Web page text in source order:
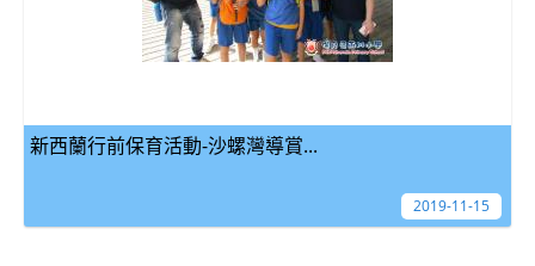
新西蘭行前保育活動-沙螺灣導賞...
2019-11-15